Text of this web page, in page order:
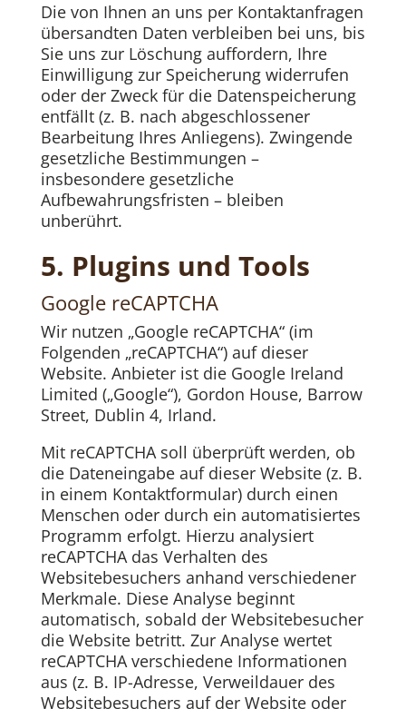
Die von Ihnen an uns per Kontaktanfragen
übersandten Daten verbleiben bei uns, bis
Sie uns zur Löschung auffordern, Ihre
Einwilligung zur Speicherung widerrufen
oder der Zweck für die Datenspeicherung
entfällt (z. B. nach abgeschlossener
Bearbeitung Ihres Anliegens). Zwingende
gesetzliche Bestimmungen –
insbesondere gesetzliche
Aufbewahrungsfristen – bleiben
unberührt.
5. Plugins und Tools
Google reCAPTCHA
Wir nutzen „Google reCAPTCHA“ (im
Folgenden „reCAPTCHA“) auf dieser
Website. Anbieter ist die Google Ireland
Limited („Google“), Gordon House, Barrow
Street, Dublin 4, Irland.
Mit reCAPTCHA soll überprüft werden, ob
die Dateneingabe auf dieser Website (z. B.
in einem Kontaktformular) durch einen
Menschen oder durch ein automatisiertes
Programm erfolgt. Hierzu analysiert
reCAPTCHA das Verhalten des
Websitebesuchers anhand verschiedener
Merkmale. Diese Analyse beginnt
automatisch, sobald der Websitebesucher
die Website betritt. Zur Analyse wertet
reCAPTCHA verschiedene Informationen
aus (z. B. IP-Adresse, Verweildauer des
Websitebesuchers auf der Website oder